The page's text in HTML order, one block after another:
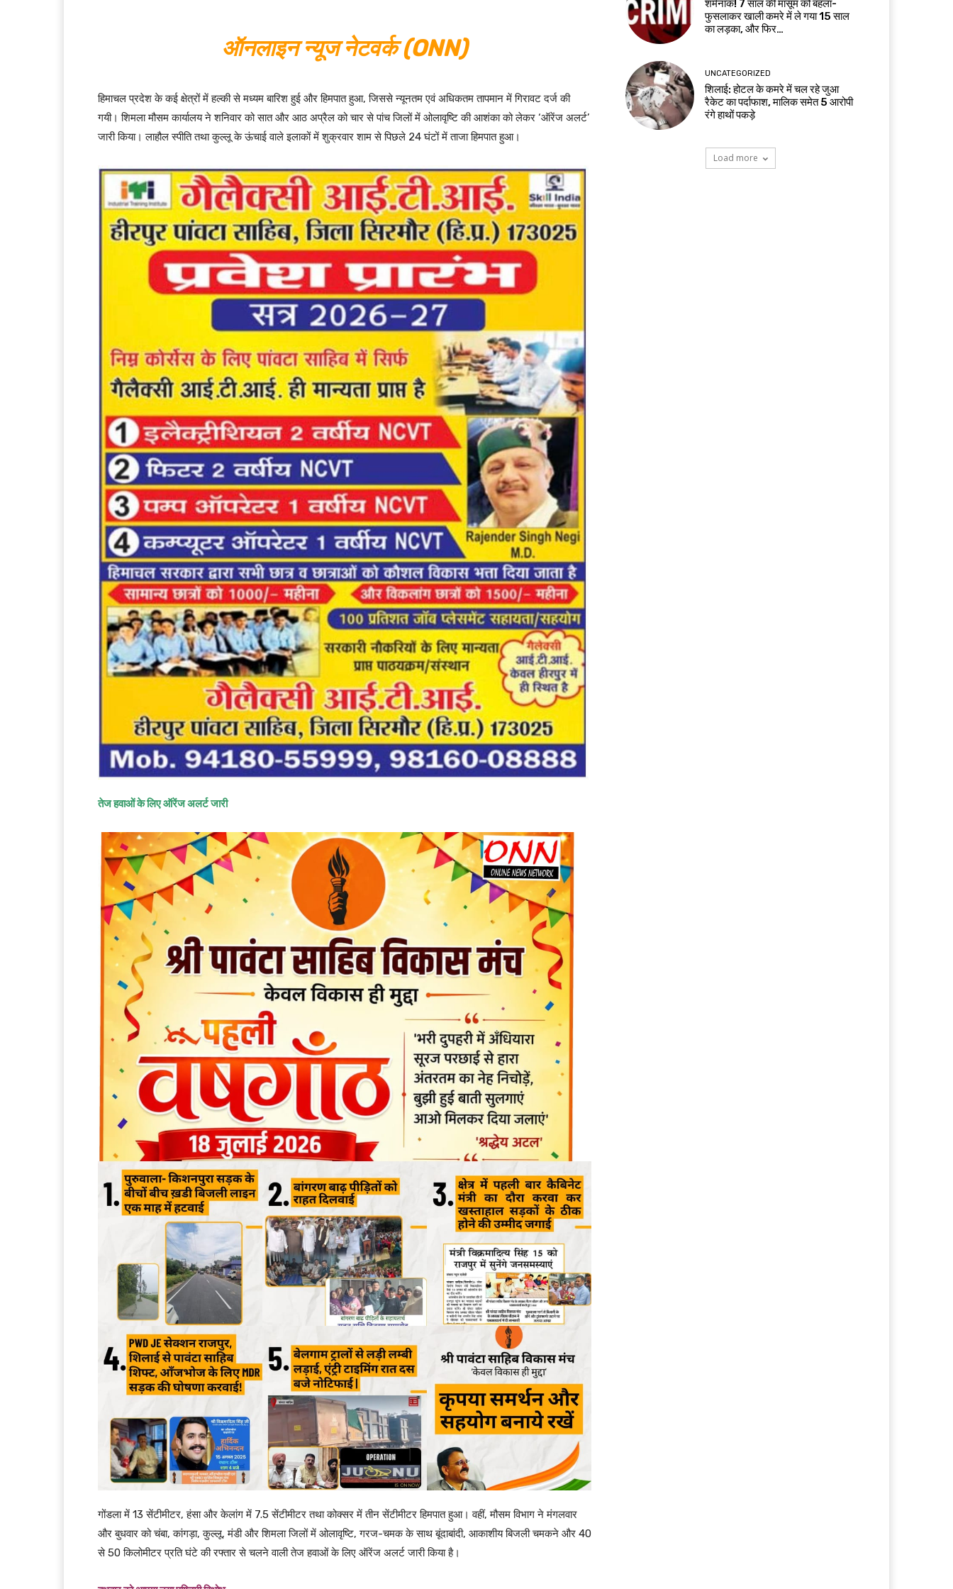
ऑनलाइन न्यूज नेटवर्क (ONN)
हिमाचल प्रदेश के कई क्षेत्रों में हल्की से मध्यम बारिश हुई और हिमपात हुआ, जिससे न्यूनतम एवं अधिकतम तापमान में गिरावट दर्ज की
गयी। शिमला मौसम कार्यालय ने शनिवार को सात और आठ अप्रैल को चार से पांच जिलों में ओलावृष्टि की आशंका को लेकर ‘ऑरेंज अलर्ट’
जारी किया। लाहौल स्पीति तथा कुल्लू के ऊंचाई वाले इलाकों में शुक्रवार शाम से पिछले 24 घंटों में ताजा हिमपात हुआ।
तेज हवाओं के लिए ऑरेंज अलर्ट जारी
गोंडला में 13 सेंटीमीटर, हंसा और केलांग में 7.5 सेंटीमीटर तथा कोक्सर में तीन सेंटीमीटर हिमपात हुआ। वहीं, मौसम विभाग ने मंगलवार
और बुधवार को चंबा, कांगड़ा, कुल्लू, मंडी और शिमला जिलों में ओलावृष्टि, गरज-चमक के साथ बूंदाबांदी, आकाशीय बिजली चमकने और 40
से 50 किलोमीटर प्रति घंटे की रफ्तार से चलने वाली तेज हवाओं के लिए ऑरेंज अलर्ट जारी किया है।
शर्मनाक! 7 साल की मासूम को बहला-
फुसलाकर खाली कमरे में ले गया 15 साल
का लड़का, और फिर…
UNCATEGORIZED
शिलाई: होटल के कमरे में चल रहे जुआ
रैकेट का पर्दाफाश, मालिक समेत 5 आरोपी
रंगे हाथों पकड़े
Load more